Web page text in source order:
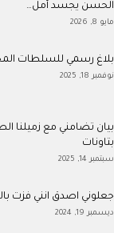
الحسن يجسد أمل…
مايو 8, 2026
بلاغ رسمي للسلطات
نوفمبر 18, 2025
بيان تضامني مع زميلنا
بتاونات
سبتمبر 14, 2025
جعلوني اصدق انني فزت
ديسمبر 19, 2024